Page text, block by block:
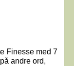
Finesse med 7
andre ord,